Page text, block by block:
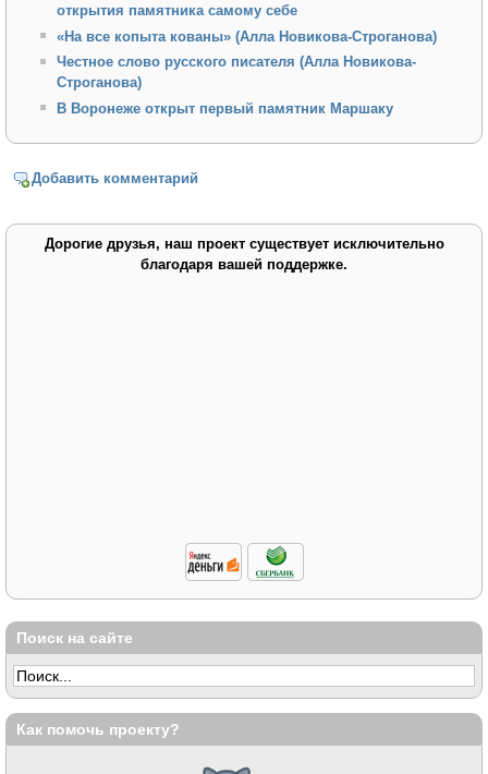
открытия памятника самому себе
«На все копыта кованы» (Алла Новикова-Строганова)
Честное слово русского писателя (Алла Новикова-
Строганова)
В Воронеже открыт первый памятник Маршаку
Добавить комментарий
Дорогие друзья, наш проект существует исключительно
благодаря вашей поддержке.
Поиск на сайте
Как помочь проекту?